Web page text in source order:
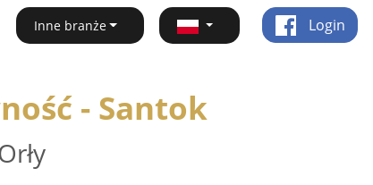
Inne branże Login
- Santok